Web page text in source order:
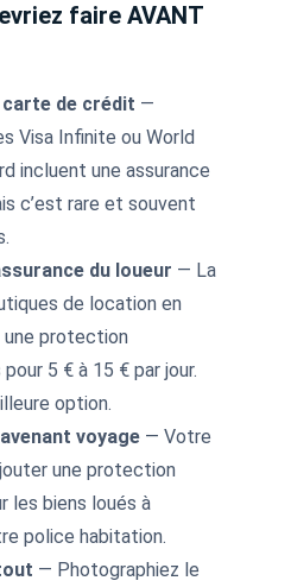
faire AVANT
de crédit —
Visa Infinite ou World
incluent une assurance
c’est rare et souvent
du loueur — La
de location en
protection
5 € à 15 € par jour.
option.
voyage — Votre
une protection
les biens loués à
police habitation.
— Photographiez le